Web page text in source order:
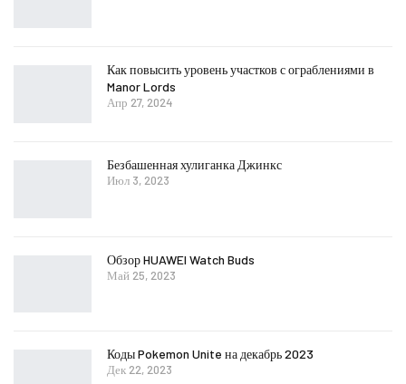
Как повысить уровень участков с ограблениями в
Manor Lords
Апр 27, 2024
Безбашенная хулиганка Джинкс
Июл 3, 2023
Обзор HUAWEI Watch Buds
Май 25, 2023
Коды Pokemon Unite на декабрь 2023
Дек 22, 2023